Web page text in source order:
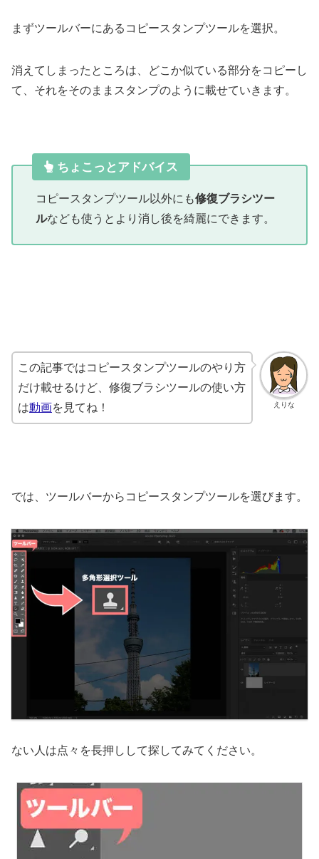
まずツールバーにあるコピースタンプツールを選択。
消えてしまったところは、どこか似ている部分をコピーし
て、それをそのままスタンプのように載せていきます。
ちょこっとアドバイス
コピースタンプツール以外にも修復ブラシツー
ルなども使うとより消し後を綺麗にできます。
えりな
この記事ではコピースタンプツールのやり方
だけ載せるけど、修復ブラシツールの使い方
は動画を見てね！
では、ツールバーからコピースタンプツールを選びます。
ない人は点々を長押しして探してみてください。